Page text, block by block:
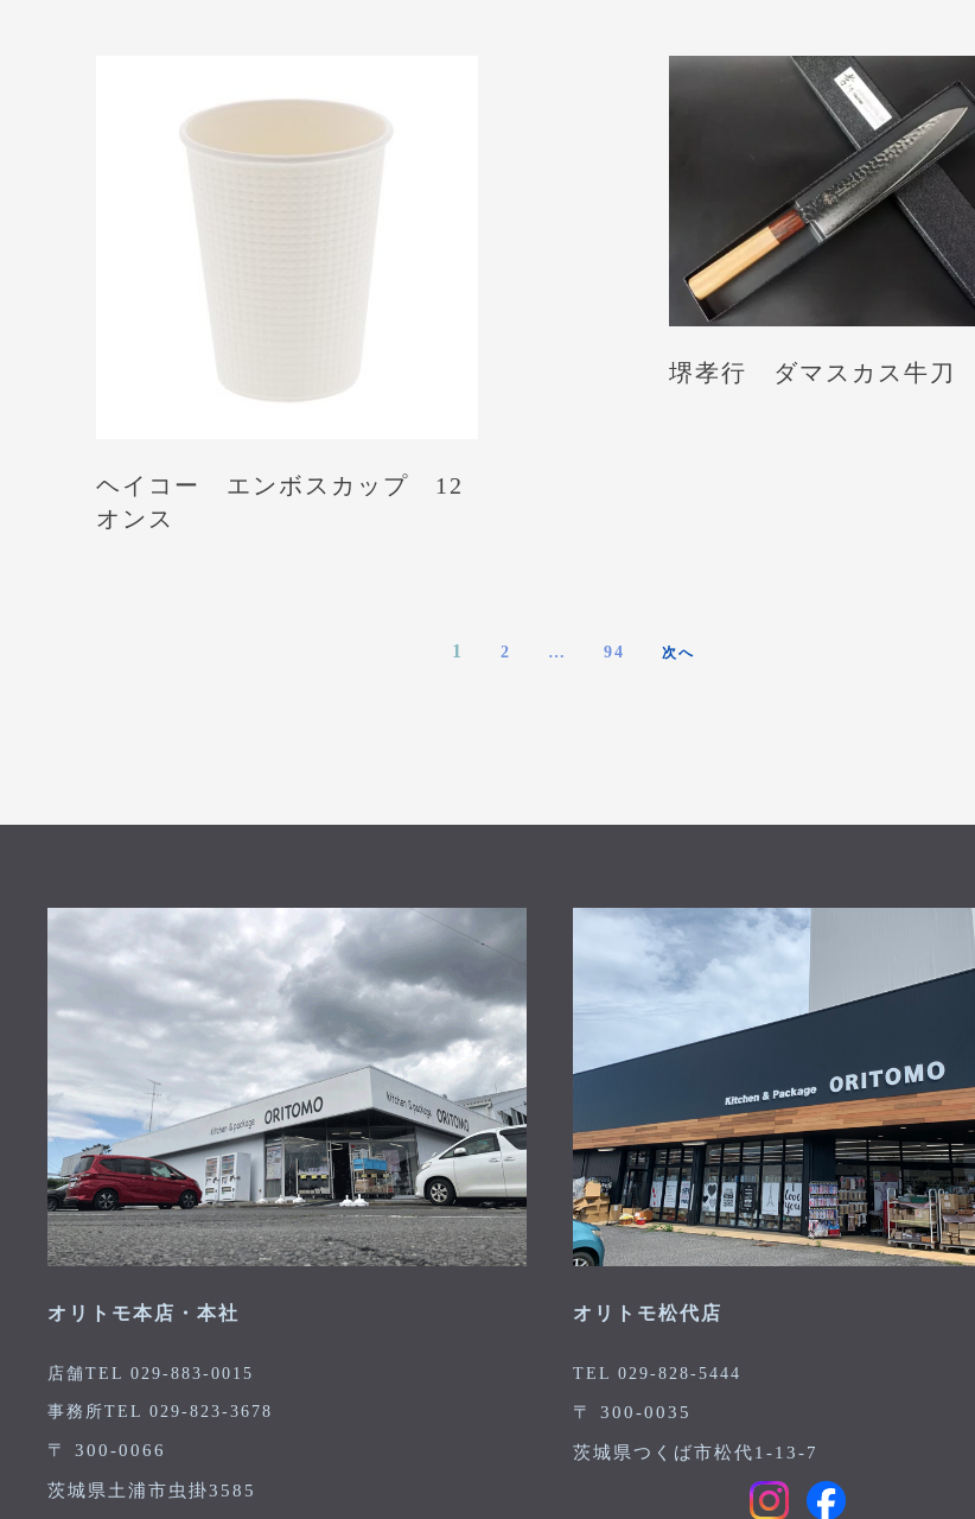
ヘイコー エンボスカップ 12
オンス
堺孝行 ダマスカス牛刀
1 2 … 94 次へ
オリトモ本店・本社
店舗TEL 029-883-0015
事務所TEL 029-823-3678
〒 300-0066
茨城県土浦市虫掛3585
オリトモ松代店
TEL 029-828-5444
〒 300-0035
茨城県つくば市松代1-13-7